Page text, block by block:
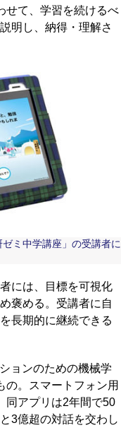
せて、学習を続けるべ
明し、納得・理解さ
ミ中学講座」の受講者に
には、目標を可視化
褒める。受講者に自
長期的に継続できる
ョンのための機械学
の。スマートフォン用
同アプリは2年間で50
3億超の対話を交わし